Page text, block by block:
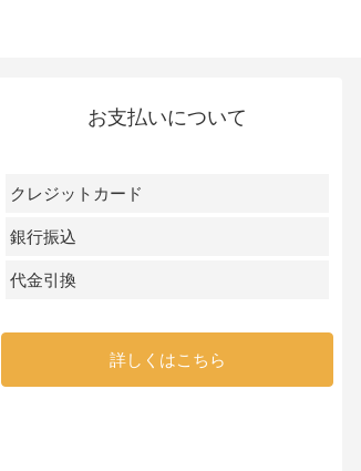
お支払いについて
クレジットカード
銀行振込
代金引換
詳しくはこちら